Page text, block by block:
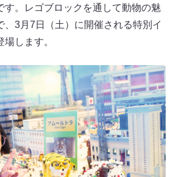
す。レゴブロックを通して動物の魅
、3月7日（土）に開催される特別イ
します。